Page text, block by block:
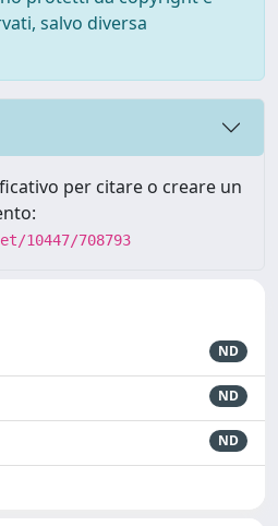
salvo diversa
per citare o creare un
10447/708793
ND
ND
ND